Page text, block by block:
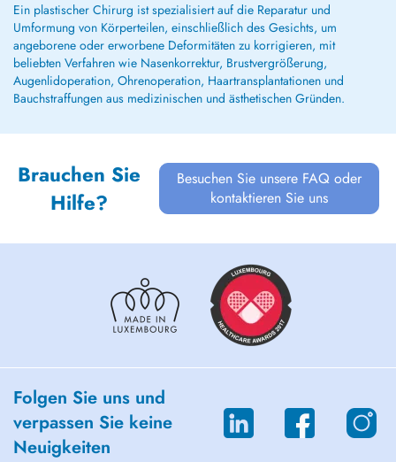
Ein plastischer Chirurg ist spezialisiert auf die Reparatur und
Umformung von Körperteilen, einschließlich des Gesichts, um
angeborene oder erworbene Deformitäten zu korrigieren, mit
beliebten Verfahren wie Nasenkorrektur, Brustvergrößerung,
Augenlidoperation, Ohrenoperation, Haartransplantationen und
Bauchstraffungen aus medizinischen und ästhetischen Gründen.
Brauchen Sie
Hilfe?
Besuchen Sie unsere FAQ oder
kontaktieren Sie uns
Folgen Sie uns und
verpassen Sie keine
Neuigkeiten